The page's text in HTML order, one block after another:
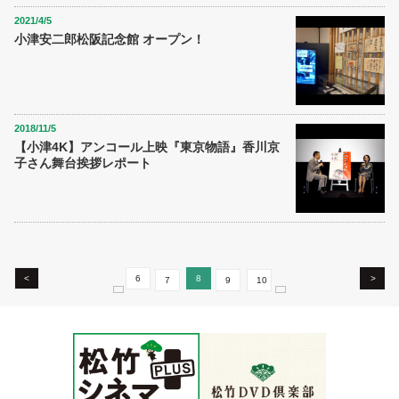
2021/4/5
小津安二郎松阪記念館 オープン！
2018/11/5
【小津4K】アンコール上映『東京物語』香川京
子さん舞台挨拶レポート
< 6 7 8 9 10 >